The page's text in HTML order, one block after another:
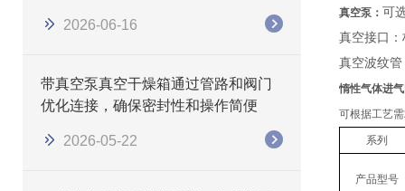
2026-06-16
带真空泵真空干燥箱通过管路和阀门
优化连接，确保密封性和操作简便
2026-05-22
真空泵： 可
真空接口
真空波纹
惰性气体进
可根据工艺
系列
产品型号